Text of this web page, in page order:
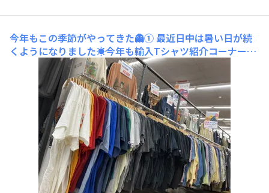
今年もこの季節がやってきた👻① 最近日中は暑い日が続
くようになりました☀️今年も輸入Tシャツ紹介コーナー開
催です👕✨第一弾はホラー映画特集🪓👻まずはチャイル
ド・プレイ/チャッキーの花嫁👰‍♀️チャッキーとティファニ
ーのTシャツです👦👧チャイルド・プレイはちょうど先日
新作企画中という発表がありましたね！楽しみです🔥続い
ては人形つなが